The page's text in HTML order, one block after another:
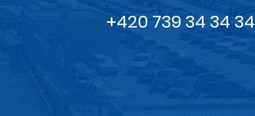
+420 739 34 34 34